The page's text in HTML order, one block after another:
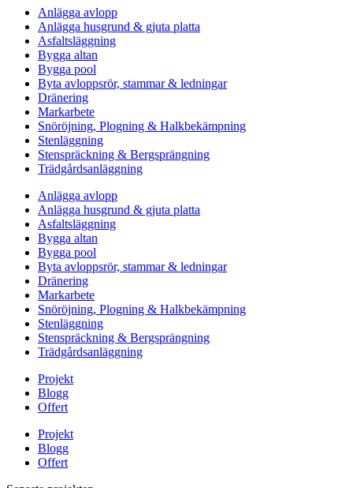
Anlägga avlopp
Anlägga husgrund & gjuta platta
Asfaltsläggning
Bygga altan
Bygga pool
Byta avloppsrör, stammar & ledningar
Dränering
Markarbete
Snöröjning, Plogning & Halkbekämpning
Stenläggning
Stenspräckning & Bergsprängning
Trädgårdsanläggning
Anlägga avlopp
Anlägga husgrund & gjuta platta
Asfaltsläggning
Bygga altan
Bygga pool
Byta avloppsrör, stammar & ledningar
Dränering
Markarbete
Snöröjning, Plogning & Halkbekämpning
Stenläggning
Stenspräckning & Bergsprängning
Trädgårdsanläggning
Projekt
Blogg
Offert
Projekt
Blogg
Offert